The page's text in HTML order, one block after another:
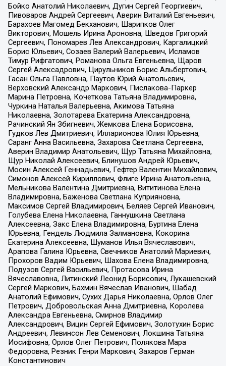
Бойко Анатолий Николаевич, Дугин Сергей Георгиевич,
Пивоваров Андрей Сергеевич, Аверин Виталий Евгеньевич,
Барахоев Магомед Бекханович, Шарипков Олег
Викторович, Мошель Ирина Ароновна, Шведов Григорий
Сергеевич, Пономарев Лев Александрович, Каргалицкий
Борис Юльевич, Созаев Валерий Валерьевич, Исламов
Тимур Рифгатович, Романова Ольга Евгеньевна, Щаров
Сергей Алексадрович, Цирульников Борис Альбертович,
Гасан Ольга Павловна, Паутов Юрий Анатольевич,
Верховский Александр Маркович, Пислакова-Паркер
Марина Петровна, Кочеткова Татьяна Владимировна,
Чуркина Наталья Валерьевна, Акимова Татьяна
Николаевна, Золотарева Екатерина Александровна,
Рачинский Ян Збигневич, Жемкова Елена Борисовна,
Гудков Лев Дмитриевич, Илларионова Юлия Юрьевна,
Саранг Анна Васильевна, Захарова Светлана Сергеевна,
Аверин Владимир Анатольевич, Щур Татьяна Михайловна,
Щур Николай Алексеевич, Блинушов Андрей Юрьевич,
Мосин Алексей Геннадьевич, Гефтер Валентин Михайлович,
Симонов Алексей Кириллович, Флиге Ирина Анатольевна,
Мельникова Валентина Дмитриевна, Вититинова Елена
Владимировна, Баженова Светлана Куприяновна,
Максимов Сергей Владимирович, Беляев Сергей Иванович,
Голубева Елена Николаевна, Ганнушкина Светлана
Алексеевна, Закс Елена Владимировна, Буртина Елена
Юрьевна, Гендель Людмила Залмановна, Кокорина
Екатерина Алексеевна, Шуманов Илья Вячеславович,
Арапова Галина Юрьевна, Свечников Анатолий Мариевич,
Прохоров Вадим Юрьевич, Шахова Елена Владимировна,
Подузов Сергей Васильевич, Протасова Ирина
Вячеславовна, Литинский Леонид Борисович, Лукашевский
Сергей Маркович, Бахмин Вячеслав Иванович, Шабад
Анатолий Ефимович, Сухих Дарья Николаевна, Орлов Олег
Петрович, Добровольская Анна Дмитриевна, Королева
Александра Евгеньевна, Смирнов Владимир
Александрович, Вицин Сергей Ефимович, Золотухин Борис
Андреевич, Левинсон Лев Семенович, Локшина Татьяна
Иосифовна, Орлов Олег Петрович, Полякова Мара
Федоровна, Резник Генри Маркович, Захаров Герман
Константинович